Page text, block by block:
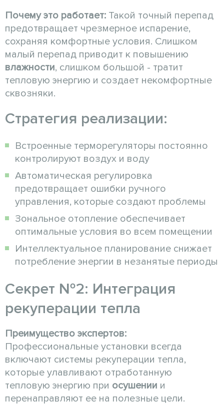
Почему это работает: Такой точный перепад
предотвращает чрезмерное испарение,
сохраняя комфортные условия. Слишком
малый перепад приводит к повышению
влажности, слишком большой - тратит
тепловую энергию и создает некомфортные
сквозняки.
Стратегия реализации:
Встроенные терморегуляторы постоянно
контролируют воздух и воду
Автоматическая регулировка
предотвращает ошибки ручного
управления, которые создают проблемы
Зональное отопление обеспечивает
оптимальные условия во всем помещении
Интеллектуальное планирование снижает
потребление энергии в незанятые периоды
Секрет №2: Интеграция
рекуперации тепла
Преимущество экспертов:
Профессиональные установки всегда
включают системы рекуперации тепла,
которые улавливают отработанную
тепловую энергию при осушении и
перенаправляют ее на полезные цели.